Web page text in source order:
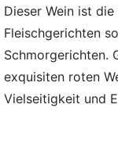
Dieser Wein ist
Fleischgerichten
Schmorgerichten.
exquisiten roten
Vielseitigkeit und